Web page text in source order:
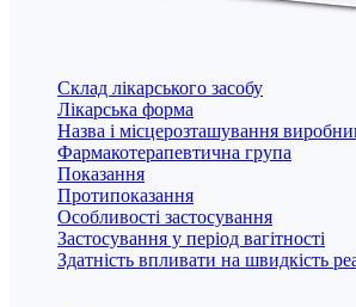
Склад лікарського засобу
Лікарська форма
Назва і місцерозташування
Фармакотерапевтична група
Показання
Протипоказання
Особливості застосування
Застосування у період вагітності
Здатність впливати на швидкість